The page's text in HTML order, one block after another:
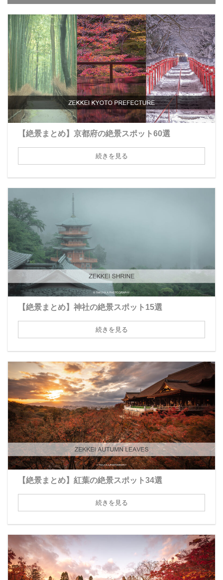
【絶景まとめ】京都府の絶景スポット60選
続きを見る
【絶景まとめ】神社の絶景スポット15選
続きを見る
【絶景まとめ】紅葉の絶景スポット34選
続きを見る